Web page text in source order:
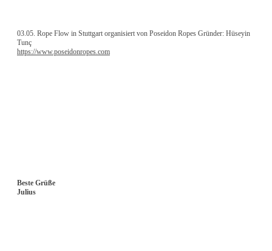
03.05. Rope Flow in Stuttgart organisiert von Poseidon Ropes Gründer: Hüseyin
Tunç
https://www.poseidonropes.com
Beste Grüße
Julius